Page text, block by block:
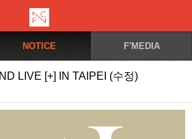
NOTICE F'MEDIA
LIVE [+] IN TAIPEI (수정)